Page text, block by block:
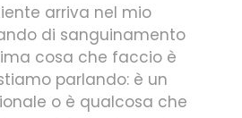
arriva nel mio
di sanguinamento
cosa che faccio è
parlando: è un
o è qualcosa che